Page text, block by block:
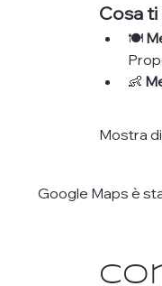
Cosa
🍽️
👶
Mostra
Google Maps è